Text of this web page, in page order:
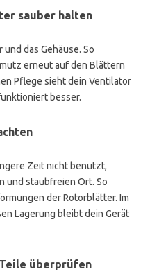
sauber halten
das Gehäuse. So
erneut auf den Blättern
Pflege sieht dein Ventilator
besser.
Zeit nicht benutzt,
und staubfreien Ort. So
der Rotorblätter. Im
Lagerung bleibt dein Gerät
überprüfen